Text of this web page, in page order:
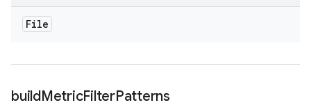
File
buildMetricFilterPatterns